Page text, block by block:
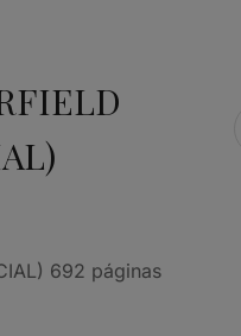
692 páginas